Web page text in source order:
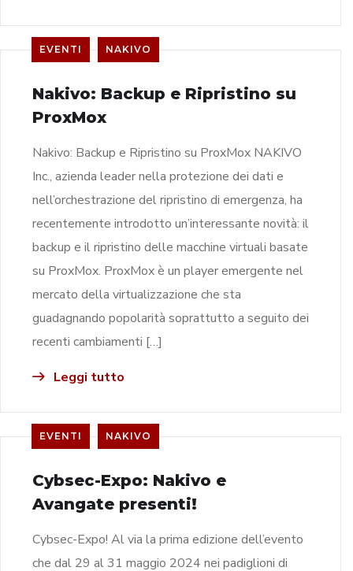
EVENTI NAKIVO
Nakivo: Backup e Ripristino su
ProxMox
Nakivo: Backup e Ripristino su ProxMox NAKIVO
Inc., azienda leader nella protezione dei dati e
nell’orchestrazione del ripristino di emergenza, ha
recentemente introdotto un’interessante novità: il
backup e il ripristino delle macchine virtuali basate
su ProxMox. ProxMox è un player emergente nel
mercato della virtualizzazione che sta
guadagnando popolarità soprattutto a seguito dei
recenti cambiamenti […]
Leggi tutto
EVENTI NAKIVO
Cybsec-Expo: Nakivo e
Avangate presenti!
Cybsec-Expo! Al via la prima edizione dell’evento
che dal 29 al 31 maggio 2024 nei padiglioni di